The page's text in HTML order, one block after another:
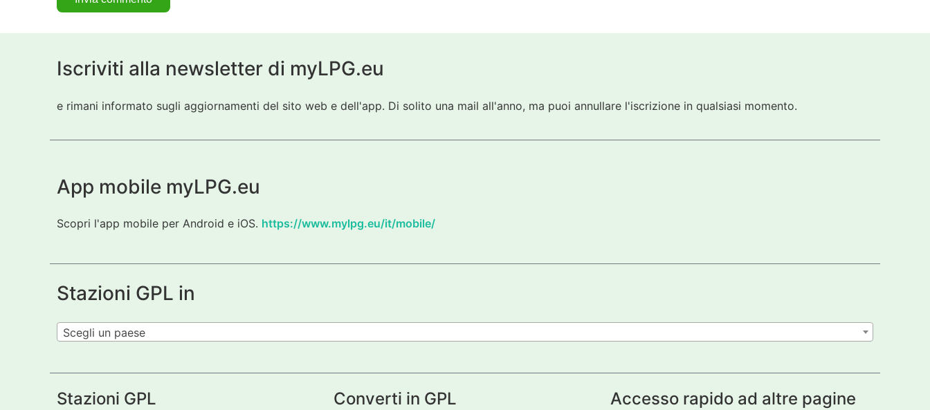
Iscriviti alla newsletter di myLPG.eu
e rimani informato sugli aggiornamenti del sito web e dell'app. Di solito una mail all'anno, ma puoi annullare l'iscrizione in qualsiasi momento.
App mobile myLPG.eu
Scopri l'app mobile per Android e iOS. https://www.mylpg.eu/it/mobile/
Stazioni GPL in
Scegli un paese
Stazioni GPL Converti in GPL Accesso rapido ad altre pagine